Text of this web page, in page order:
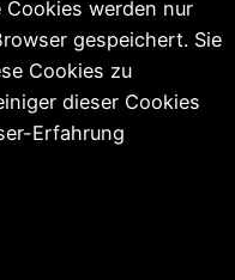
Cookies werden nur
gespeichert. Sie
Cookies zu
dieser Cookies
Erfahrung